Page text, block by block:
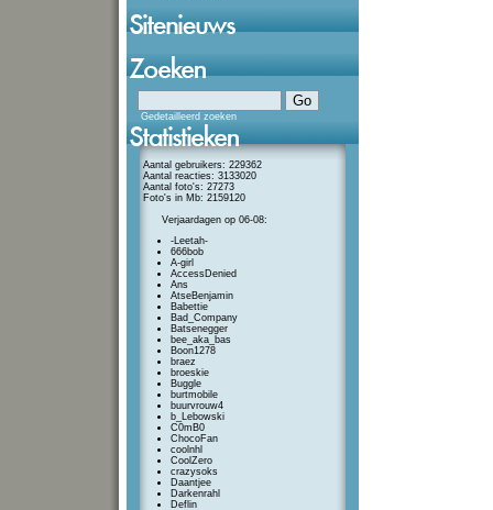
Gedetailleerd zoeken
Aantal gebruikers: 229362
Aantal reacties: 3133020
Aantal foto's: 27273
Foto's in Mb: 2159120
Verjaardagen op 06-08:
-Leetah-
666bob
A-girl
AccessDenied
Ans
AtseBenjamin
Babettie
Bad_Company
Batsenegger
bee_aka_bas
Boon1278
braez
broeskie
Buggle
burtmobile
buurvrouw4
b_Lebowski
C0mB0
ChocoFan
coolnhl
CoolZero
crazysoks
Daantjee
Darkenrahl
Deflin